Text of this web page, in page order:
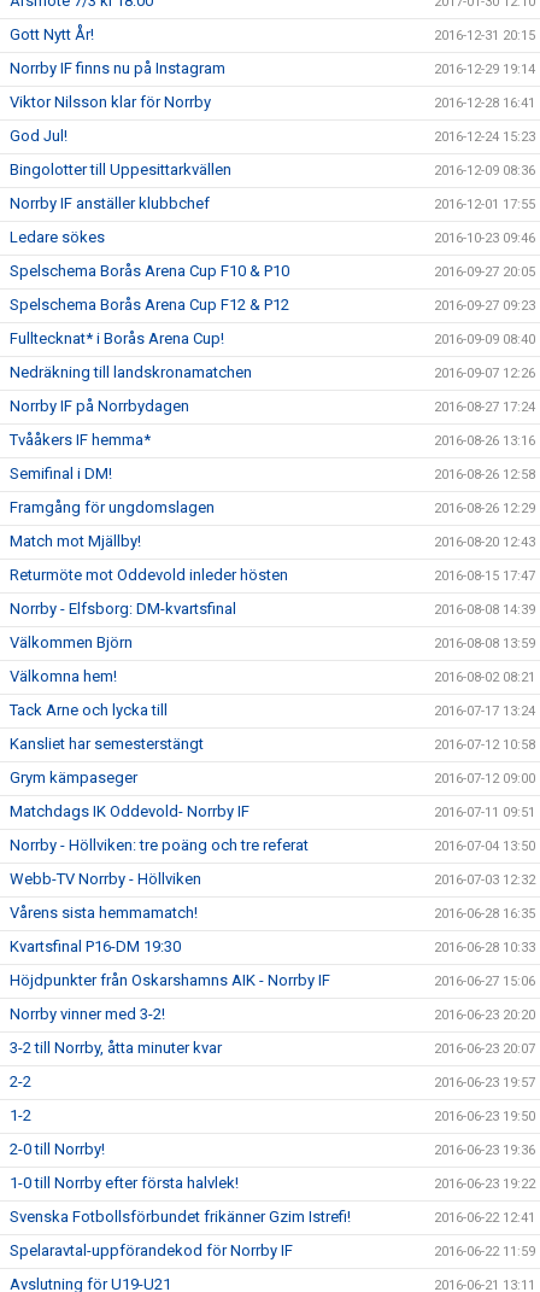
Gott Nytt År! 2016-12-31 20:15
Norrby IF finns nu på Instagram 2016-12-29 19:14
Viktor Nilsson klar för Norrby 2016-12-28 16:41
God Jul! 2016-12-24 15:23
Bingolotter till Uppesittarkvällen 2016-12-09 08:36
Norrby IF anställer klubbchef 2016-12-01 17:55
Ledare sökes 2016-10-23 09:46
Spelschema Borås Arena Cup F10 & P10 2016-09-27 20:05
Spelschema Borås Arena Cup F12 & P12 2016-09-27 09:23
Fulltecknat* i Borås Arena Cup! 2016-09-09 08:40
Nedräkning till landskronamatchen 2016-09-07 12:26
Norrby IF på Norrbydagen 2016-08-27 17:24
Tvååkers IF hemma* 2016-08-26 13:16
Semifinal i DM! 2016-08-26 12:58
Framgång för ungdomslagen 2016-08-26 12:29
Match mot Mjällby! 2016-08-20 12:43
Returmöte mot Oddevold inleder hösten 2016-08-15 17:47
Norrby - Elfsborg: DM-kvartsfinal 2016-08-08 14:39
Välkommen Björn 2016-08-08 13:59
Välkomna hem! 2016-08-02 08:21
Tack Arne och lycka till 2016-07-17 13:24
Kansliet har semesterstängt 2016-07-12 10:58
Grym kämpaseger 2016-07-12 09:00
Matchdags IK Oddevold- Norrby IF 2016-07-11 09:51
Norrby - Höllviken: tre poäng och tre referat 2016-07-04 13:50
Webb-TV Norrby - Höllviken 2016-07-03 12:32
Vårens sista hemmamatch! 2016-06-28 16:35
Kvartsfinal P16-DM 19:30 2016-06-28 10:33
Höjdpunkter från Oskarshamns AIK - Norrby IF 2016-06-27 15:06
Norrby vinner med 3-2! 2016-06-23 20:20
3-2 till Norrby, åtta minuter kvar 2016-06-23 20:07
2-2 2016-06-23 19:57
1-2 2016-06-23 19:50
2-0 till Norrby! 2016-06-23 19:36
1-0 till Norrby efter första halvlek! 2016-06-23 19:22
Svenska Fotbollsförbundet frikänner Gzim Istrefi! 2016-06-22 12:41
Spelaravtal-uppförandekod för Norrby IF 2016-06-22 11:59
Avslutning för U19-U21 2016-06-21 13:11